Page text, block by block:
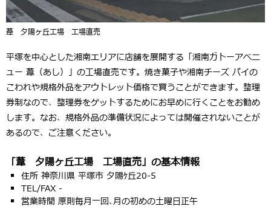
葦 夕陽ヶ丘工場 工場直売
平塚を中心とした湘南エリアに店舗を展開する「湘南ガトーアベニ
ュー 葦（あし）」の工場直売です。焼き菓子や湘南チーズ パイの
こわれや規格外品をアウトレット価格で買うことができます。整理
券制なので、整理券をゲットするためにお早めに行くことをお勧め
します。なお、規格外品の準備状況によっては開催されないことが
あるので、ご注意ください。
「葦 夕陽ヶ丘工場 工場直売」の基本情報
住所 神奈川県 平塚市 夕陽ｹ丘20-5
TEL/FAX -
営業時間 原則毎月一回､月の初めの土曜日正午